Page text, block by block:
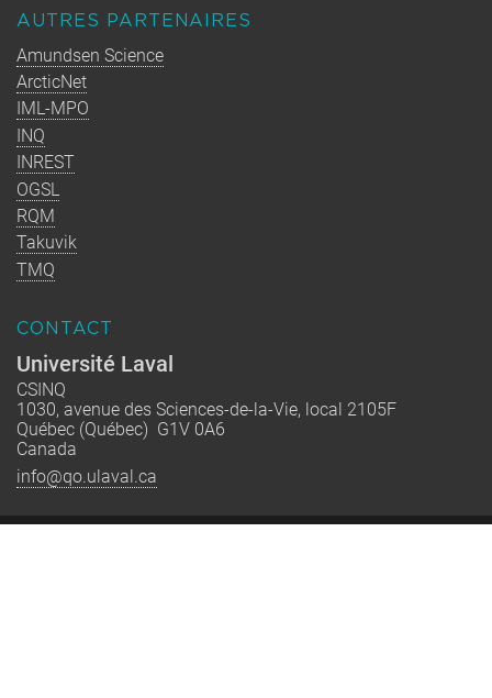
AUTRES PARTENAIRES
Amundsen Science
ArcticNet
IML-MPO
INQ
INREST
OGSL
RQM
Takuvik
TMQ
CONTACT
Université Laval
CSINQ
1030, avenue des Sciences-de-la-Vie, local 2105F
Québec (Québec) G1V 0A6
Canada
info@qo.ulaval.ca